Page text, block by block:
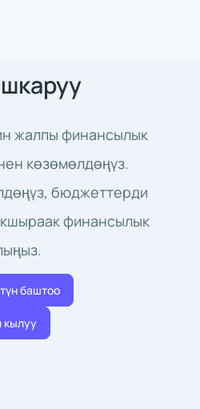
жалпы финансылык
көзөмөлдөңүз.
бюджеттерди
финансылык
баштоо
кылуу